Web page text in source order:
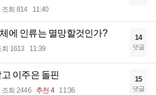
조회 814 11:40
에 인류는 멸망할것인가?
회 1613 11:39
14
댓글
이주은 돌핀
조회 2446 추천 4 11:36
15
댓글